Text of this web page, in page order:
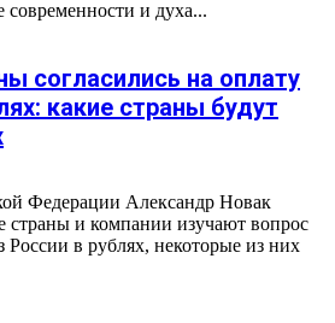
современности и духа...
согласились на оплату
какие страны будут
Федерации Александр Новак
страны и компании изучают вопрос
России в рублях, некоторые из них